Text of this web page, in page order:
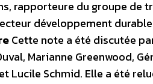
rapporteure du groupe de
développement durable
Cette note a été discutée
Marianne Greenwood,
Lucile Schmid. Elle a été